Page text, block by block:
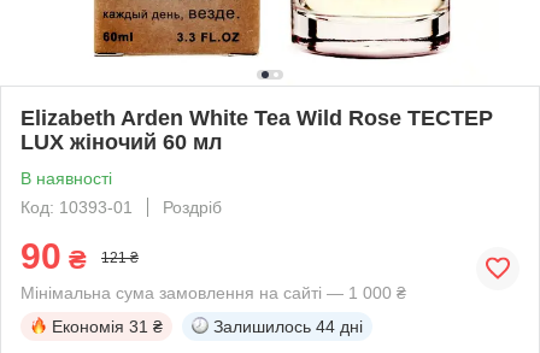
Elizabeth Arden White Tea Wild Rose ТЕСТЕР
LUX жіночий 60 мл
В наявності
Код: 10393-01
Роздріб
90 ₴ 121 ₴
Мінімальна сума замовлення на сайті — 1 000 ₴
Економія 31 ₴ Залишилось 44 дні